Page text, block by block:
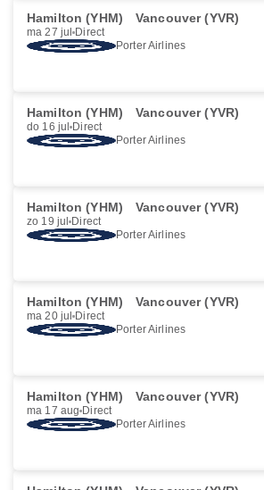
Hamilton (YHM) Vancouver (YVR)
ma 27 jul Direct
Porter Airlines
Hamilton (YHM) Vancouver (YVR)
do 16 jul Direct
Porter Airlines
Hamilton (YHM) Vancouver (YVR)
zo 19 jul Direct
Porter Airlines
Hamilton (YHM) Vancouver (YVR)
ma 20 jul Direct
Porter Airlines
Hamilton (YHM) Vancouver (YVR)
ma 17 aug Direct
Porter Airlines